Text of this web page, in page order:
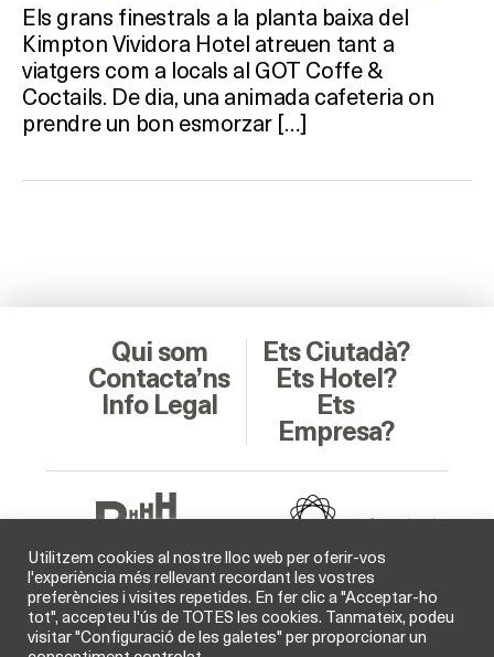
Els grans finestrals a la planta baixa del
Kimpton Vividora Hotel atreuen tant a
viatgers com a locals al GOT Coffe &
Coctails. De dia, una animada cafeteria on
prendre un bon esmorzar […]
Qui som
Contacta’ns
Info Legal
Ets Ciutadà?
Ets Hotel?
Ets
Empresa?
Soci Col·laborador
Utilitzem cookies al nostre lloc web per oferir-vos
l'experiència més rellevant recordant les vostres
preferències i visites repetides. En fer clic a "Acceptar-ho
tot", accepteu l'ús de TOTES les cookies. Tanmateix, podeu
visitar "Configuració de les galetes" per proporcionar un